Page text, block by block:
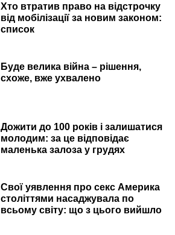
Хто втратив право на відстрочку
від мобілізації за новим законом:
список
Буде велика війна – рішення,
схоже, вже ухвалено
Дожити до 100 років і залишатися
молодим: за це відповідає
маленька залоза у грудях
Свої уявлення про секс Америка
століттями насаджувала по
всьому світу: що з цього вийшло